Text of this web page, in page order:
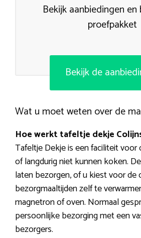
Bekijk aanbiedingen
proefpakket
Bekijk de
Wat u moet weten over de
Hoe werkt tafeltje dekje
Tafeltje Dekje is een faciliteit voor
of langdurig niet kunnen koken.
laten bezorgen, of u kiest voor de
bezorgmaaltijden zelf te
magnetron of oven. Normaal
persoonlijke bezorging met een
bezorgers.